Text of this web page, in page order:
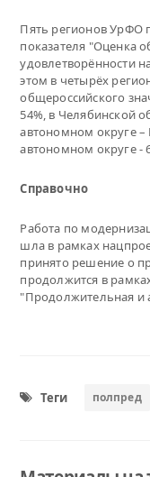
Пять регионов УрФО
показателя "Оценка
удовлетворённости
этом в четырёх
общероссийского
54%, в Челябинской
автономном округе
автономном округе -
Справочно
Работа по
шла в рамках
принято решение о
продолжится в
"Продолжительная и
Теги полпред